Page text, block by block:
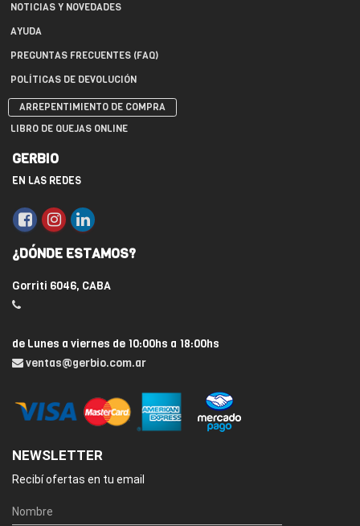
NOTICIAS Y NOVEDADES
AYUDA
PREGUNTAS FRECUENTES (FAQ)
POLÍTICAS DE DEVOLUCIÓN
ARREPENTIMIENTO DE COMPRA
LIBRO DE QUEJAS ONLINE
GERBIO
EN LAS REDES
¿DÓNDE ESTAMOS?
Gorriti 6046, CABA
de Lunes a viernes de 10:00hs a 18:00hs
ventas@gerbio.com.ar
NEWSLETTER
Recibí ofertas en tu email